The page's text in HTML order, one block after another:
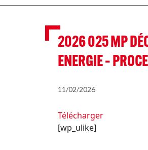
2026 025 MP
ENERGIE –
11/02/2026
Télécharger
[wp_ulike]